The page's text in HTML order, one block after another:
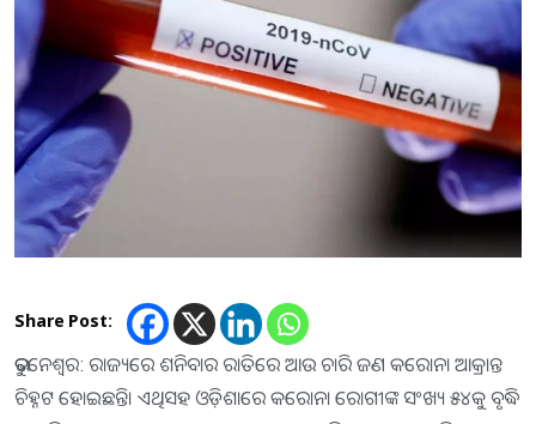
Share Post:
ଭୁବନେଶ୍ବର: ରାଜ୍ୟରେ ଶନିବାର ରାତିରେ ଆଉ ଚାରି ଜଣ କରୋନା ଆକ୍ରାନ୍ତ
ଚିହ୍ନଟ ହୋଇଛନ୍ତି। ଏଥିସହ ଓଡ଼ିଶାରେ କରୋନା ରୋଗୀଙ୍କ ସଂଖ୍ୟ ୫୪କୁ ବୃଦ୍ଧି